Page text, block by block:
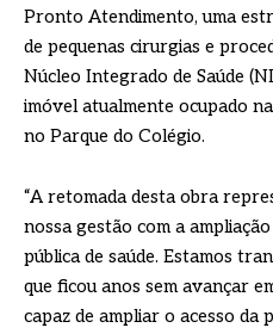
Pronto Atendimento, uma
de pequenas cirurgias e
Núcleo Integrado de Saúde
imóvel atualmente ocupado
no Parque do Colégio.
“A retomada desta obra
nossa gestão com a
pública de saúde. Estamos
que ficou anos sem avançar
capaz de ampliar o acesso da